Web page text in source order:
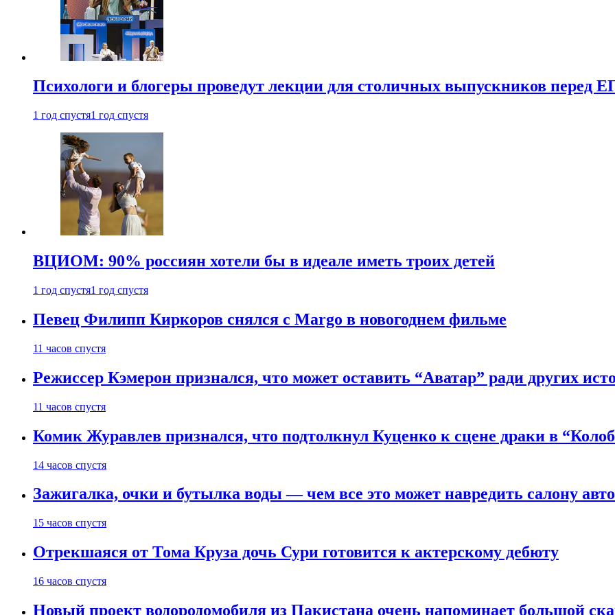
Психологи и блогеры проведут лекции для столичных выпускников перед
1 год спустя1 год спустя
ВЦИОМ: 90% россиян хотели бы в идеале иметь троих детей
1 год спустя1 год спустя
Певец Филипп Киркоров снялся с Margo в новогоднем фильме
11 часов спустя
Режиссер Кэмерон признался, что может оставить “Аватар” ради других
11 часов спустя
Комик Журавлев признался, что подтолкнул Куценко к сцене драки в
14 часов спустя
Зажигалка, очки и бутылка воды — чем все это может навредить салону
15 часов спустя
Отрекшаяся от Тома Круза дочь Сури готовится к актерскому дебюту
16 часов спустя
Новый проект водородомобиля из Пакистана очень напоминает большой